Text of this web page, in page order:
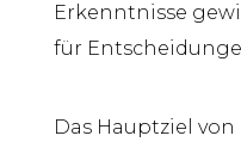
Erkenntnisse
für
Das Hauptziel